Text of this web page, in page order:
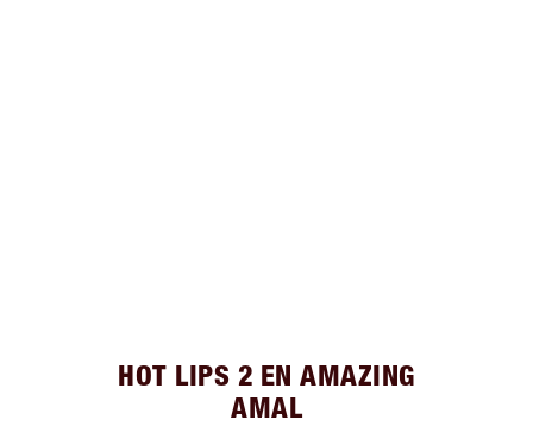
HOT LIPS 2 EN AMAZING
AMAL